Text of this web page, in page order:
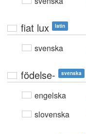
fiat lux latin
svenska
födelse- svenska
engelska
slovenska